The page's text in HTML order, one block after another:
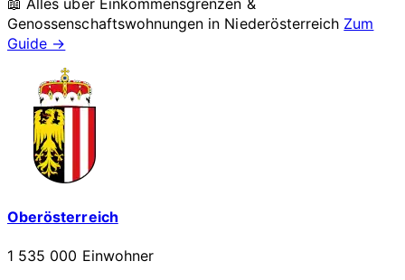
Genossenschaftswohnungen in Niederösterreich Zum
Guide →
Oberösterreich
1 535 000 Einwohner